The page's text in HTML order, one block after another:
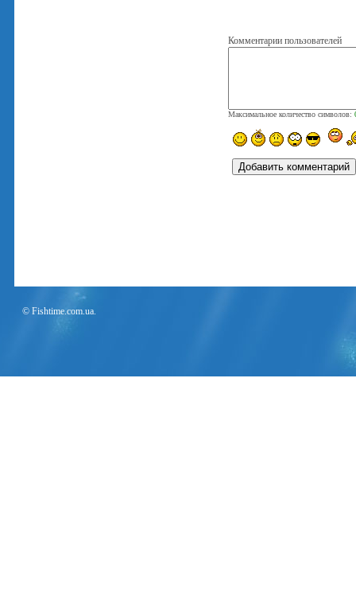
Комментарии пользователей
Максимальное количество символов:
© Fishtime.com.ua.